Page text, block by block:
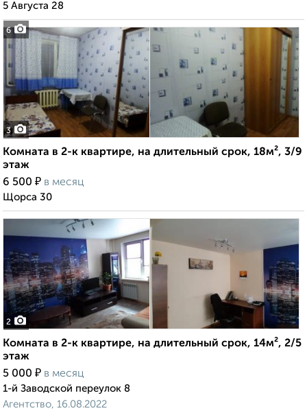
6
5 Августа 28
3
Комната в 2-к квартире, на длительный срок, 18м², 3/9
этаж
6 500 ₽ в месяц
Щорса 30
2
Комната в 2-к квартире, на длительный срок, 14м², 2/5
этаж
5 000 ₽ в месяц
1-й Заводской переулок 8
Агентство, 16.08.2022